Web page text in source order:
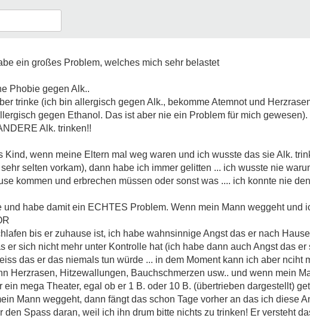
ein großes Problem, welches mich sehr belastet
Phobie gegen Alk..
trinke (ich bin allergisch gegen Alk., bekomme Atemnot und
gegen Ethanol. Das ist aber nie ein Problem für mich gewesen).
Alk. trinken!!
Kind, wenn meine Eltern mal weg waren und ich wusste das sie Alk.
selten vorkam), dann habe ich immer gelitten ... ich wusste nie
kommen und erbrechen müssen oder sonst was .... ich konnte nie
und habe damit ein ECHTES Problem. Wenn mein Mann weggeht und
bis er zuhause ist, ich habe wahnsinnige Angst das er nach
er sich nicht mehr unter Kontrolle hat (ich habe dann auch Angst das
das er das niemals tun würde ... in dem Moment kann ich aber nciht
Herzrasen, Hitzewallungen, Bauchschmerzen usw.. und wenn mein
ein mega Theater, egal ob er 1 B. oder 10 B. (übertrieben dargestellt)
Mann weggeht, dann fängt das schon Tage vorher an das ich diese
den Spass daran, weil ich ihn drum bitte nichts zu trinken! Er versteht